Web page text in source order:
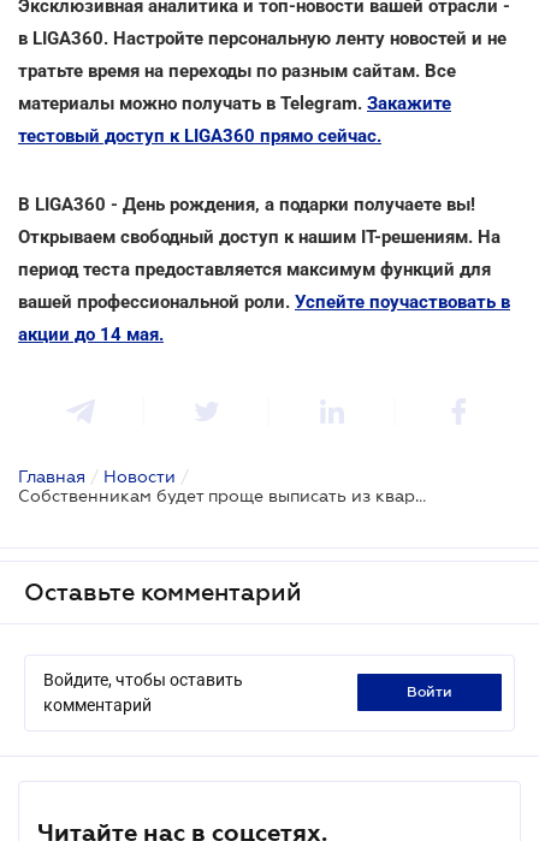
Эксклюзивная аналитика и топ-новости вашей отрасли -
в LIGA360. Настройте персональную ленту новостей и не
тратьте время на переходы по разным сайтам. Все
материалы можно получать в Telegram. Закажите
тестовый доступ к LIGA360 прямо сейчас.
В LIGA360 - День рождения, а подарки получаете вы!
Открываем свободный доступ к нашим ІТ-решениям. На
период теста предоставляется максимум функций для
вашей профессиональной роли. Успейте поучаствовать в
акции до 14 мая.
Главная / Новости /
Собственникам будет проще выписать из квартиры третьих лиц: проект об электронной регистрации места проживания
Оставьте комментарий
Войдите, чтобы оставить
комментарий
войти
Читайте нас в соцсетях.